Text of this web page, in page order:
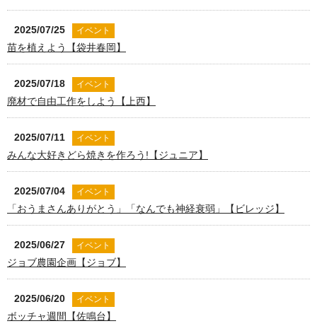
2025/07/25 イベント
苗を植えよう【袋井春岡】
2025/07/18 イベント
廃材で自由工作をしよう【上西】
2025/07/11 イベント
みんな大好きどら焼きを作ろう!【ジュニア】
2025/07/04 イベント
「おうまさんありがとう」「なんでも神経衰弱」【ビレッジ】
2025/06/27 イベント
ジョブ農園企画【ジョブ】
2025/06/20 イベント
ボッチャ週間【佐鳴台】